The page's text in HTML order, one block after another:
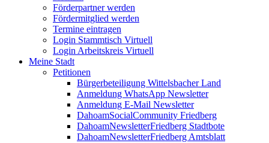
Förderpartner werden
Fördermitglied werden
Termine eintragen
Login Stammtisch Virtuell
Login Arbeitskreis Virtuell
Meine Stadt
Petitionen
Bürgerbeteiligung Wittelsbacher Land
Anmeldung WhatsApp Newsletter
Anmeldung E-Mail Newsletter
DahoamSocialCommunity Friedberg
DahoamNewsletterFriedberg Stadtbote
DahoamNewsletterFriedberg Amtsblatt